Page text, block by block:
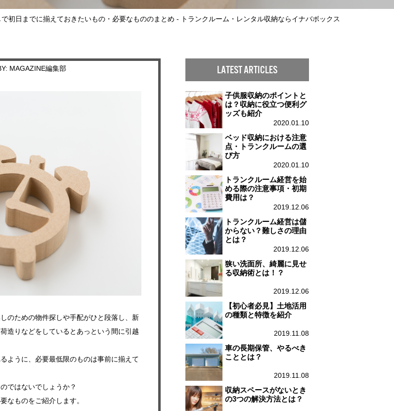
で初日までに揃えておきたいもの・必要なもののまとめ - トランクルーム・レンタル収納ならイナバボックス
MAGAZINE編集部
のための物件探しや手配がひと段落し、新
造りなどをしているとあっという間に引越
ように、必要最低限のものは事前に揃えて
ではないでしょうか？
なものをご紹介します。
LATEST ARTICLES
子供服収納のポイントと
は？収納に役立つ便利グ
ッズも紹介
2020.01.10
ベッド収納における注意
点・トランクルームの選
び方
2020.01.10
トランクルーム経営を始
める際の注意事項・初期
費用は？
2019.12.06
トランクルーム経営は儲
からない？難しさの理由
とは？
2019.12.06
狭い洗面所、綺麗に見せ
る収納術とは！？
2019.12.06
【初心者必見】土地活用
の種類と特徴を紹介
2019.11.08
車の長期保管、やるべき
こととは？
2019.11.08
収納スペースがないとき
の3つの解決方法とは？